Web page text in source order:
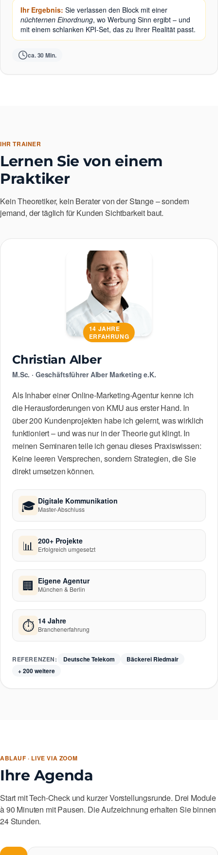
Ihr Ergebnis: Sie verlassen den Block mit einer
nüchternen Einordnung, wo Werbung Sinn ergibt – und
mit einem schlanken KPI-Set, das zu Ihrer Realität passt.
ca. 30 Min.
IHR TRAINER
Lernen Sie von einem
Praktiker
Kein Theoretiker, kein Berater von der Stange – sondern
jemand, der täglich für Kunden Sichtbarkeit baut.
14 JAHRE
ERFAHRUNG
Christian Alber
M.Sc. · Geschäftsführer Alber Marketing e.K.
Als Inhaber einer Online-Marketing-Agentur kenne ich
die Herausforderungen von KMU aus erster Hand. In
über 200 Kundenprojekten habe ich gelernt, was wirklich
funktioniert – und was nur in der Theorie gut klingt. In
meinen Seminaren teile ich genau dieses Praxiswissen:
Keine leeren Versprechen, sondern Strategien, die Sie
direkt umsetzen können.
🎓 Digitale Kommunikation
Master-Abschluss
📊 200+ Projekte
Erfolgreich umgesetzt
🏢 Eigene Agentur
München & Berlin
⏱ 14 Jahre
Branchenerfahrung
REFERENZEN: Deutsche Telekom
Bäckerei Riedmair
+ 200 weitere
ABLAUF · LIVE VIA ZOOM
Ihre Agenda
Start mit Tech-Check und kurzer Vorstellungsrunde. Drei Module
à 90 Minuten mit Pausen. Die Aufzeichnung erhalten Sie binnen
24 Stunden.